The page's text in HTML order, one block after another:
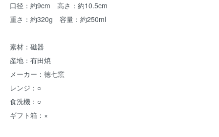
口径：約9cm 高さ：約10.5cm
重さ：約320g 容量：約250ml
素材：磁器
産地：有田焼
メーカー：徳七窯
レンジ：○
食洗機：○
ギフト箱：×